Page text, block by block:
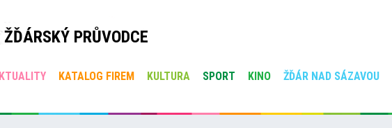
ŽĎÁRSKÝ PRŮVODCE
KATALOG FIREM KULTURA SPORT KINO ŽĎÁR NAD SÁZAVOU